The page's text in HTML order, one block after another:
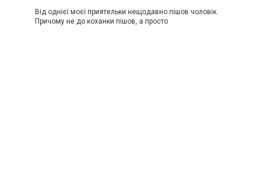
Від однієї моєї приятельки нещодавно пішов чоловік.
Причому не до коханки пішов, а просто